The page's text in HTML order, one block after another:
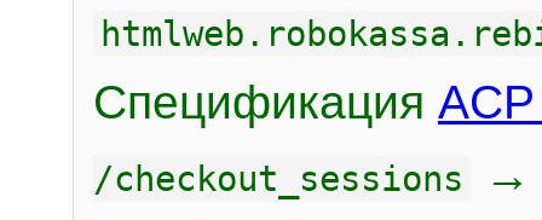
Спецификация
/checkout_sessions